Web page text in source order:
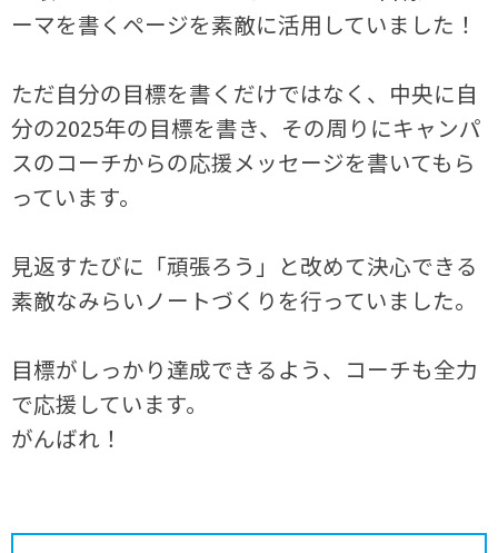
ーマを書くページを素敵に活用していました！
ただ自分の目標を書くだけではなく、中央に自
分の2025年の目標を書き、その周りにキャンパ
スのコーチからの応援メッセージを書いてもら
っています。
見返すたびに「頑張ろう」と改めて決心できる
素敵なみらいノートづくりを行っていました。
目標がしっかり達成できるよう、コーチも全力
で応援しています。
がんばれ！